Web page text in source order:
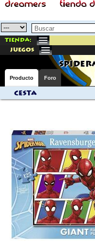
Tienda:
juegos
Producto Foro
Cesta